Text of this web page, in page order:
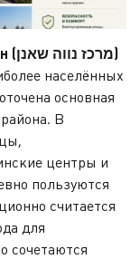
Центральная часть Неве-Шаанан (מרכז נווה שאנן)
населённых
основная
В
центры и
пользуются
считается
для
сочетаются